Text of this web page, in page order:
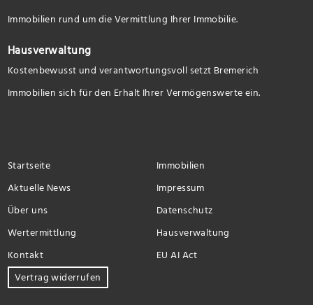
Immobilien rund um die Vermittlung Ihrer Immobilie.
Hausverwaltung
Kostenbewusst und verantwortungsvoll setzt Bremerich
Immobilien sich für den Erhalt Ihrer Vermögenswerte ein.
Startseite
Immobilien
Aktuelle News
Impressum
Über uns
Datenschutz
Wertermittlung
Hausverwaltung
Kontakt
EU AI Act
Vertrag widerrufen